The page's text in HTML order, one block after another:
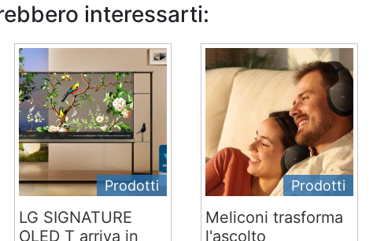
interessarti:
Prodotti
LG SIGNATURE
OLED T arriva in
Prodotti
Meliconi trasforma
l'ascolto